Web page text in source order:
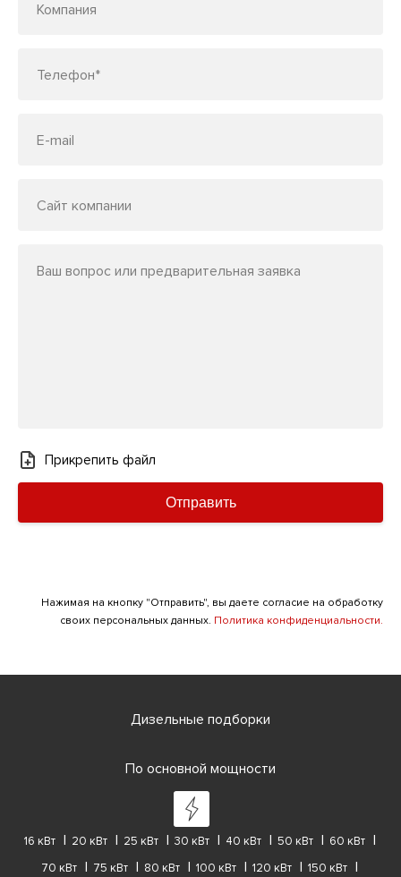
Компания
Телефон*
E-mail
Сайт компании
Ваш вопрос или предварительная заявка
Прикрепить файл
Отправить
Нажимая на кнопку "Отправить", вы даете согласие на обработку
своих персональных данных. Политика конфиденциальности.
Дизельные подборки
По основной мощности
16 кВт 20 кВт 25 кВт 30 кВт 40 кВт 50 кВт
60 кВт
70 кВт
75 кВт 80 кВт 100 кВт 120 кВт
150 кВт